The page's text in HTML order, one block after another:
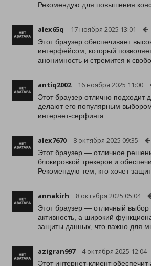
Рекомендую для повышения
alex65q 17 ноября 2025 13:01
Этот браузер обеспечивает
интерфейсом, который
анонимность и стремится к
antiq2002 16 ноября 2025 11:00
Этот браузер отлично подходит
делают его популярным
интернет-серфинга.
alex7670 8 октября 2025 09:35
Этот браузер — отличное
блокировкой трекеров и
Рекомендую тем, кто хочет
annakirh 8 октября 2025 05:04
Этот браузер — отличный выбор
активность, а широкий
защиты данных, что важно для
azigran997 4 октября 2025 12:04
Этот интернет-клиент